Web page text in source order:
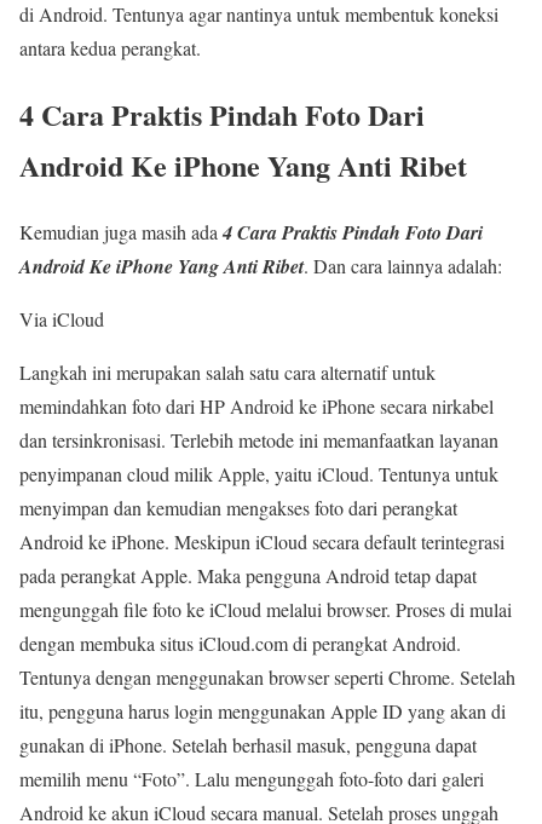
di Android. Tentunya agar nantinya untuk membentuk koneksi
antara kedua perangkat.
4 Cara Praktis Pindah Foto Dari
Android Ke iPhone Yang Anti Ribet
Kemudian juga masih ada 4 Cara Praktis Pindah Foto Dari
Android Ke iPhone Yang Anti Ribet. Dan cara lainnya adalah:
Via iCloud
Langkah ini merupakan salah satu cara alternatif untuk
memindahkan foto dari HP Android ke iPhone secara nirkabel
dan tersinkronisasi. Terlebih metode ini memanfaatkan layanan
penyimpanan cloud milik Apple, yaitu iCloud. Tentunya untuk
menyimpan dan kemudian mengakses foto dari perangkat
Android ke iPhone. Meskipun iCloud secara default terintegrasi
pada perangkat Apple. Maka pengguna Android tetap dapat
mengunggah file foto ke iCloud melalui browser. Proses di mulai
dengan membuka situs iCloud.com di perangkat Android.
Tentunya dengan menggunakan browser seperti Chrome. Setelah
itu, pengguna harus login menggunakan Apple ID yang akan di
gunakan di iPhone. Setelah berhasil masuk, pengguna dapat
memilih menu “Foto”. Lalu mengunggah foto-foto dari galeri
Android ke akun iCloud secara manual. Setelah proses unggah